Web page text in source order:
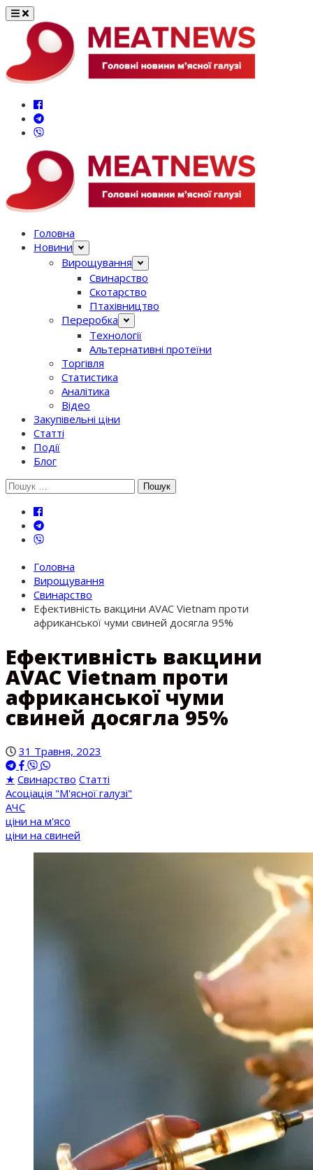
Перейти
вмісту
Головна
Новини
Вирощування
Свинарство
Скотарство
Птахівництво
Переробка
Технології
Альтернативні протеїни
Торгівля
Статистика
Аналітика
Відео
Закупівельні ціни
Статті
Події
Блог
Шукати:
Головна
Вирощування
Свинарство
Ефективність вакцини AVAC Vietnam проти
африканської чуми свиней досягла 95%
Ефективність вакцини
AVAC Vietnam проти
африканської чуми
свиней досягла 95%
31 Травня, 2023
★ Свинарство Статті
Асоціація "М'ясної галузі"
АЧС
ціни на м'ясо
ціни на свиней